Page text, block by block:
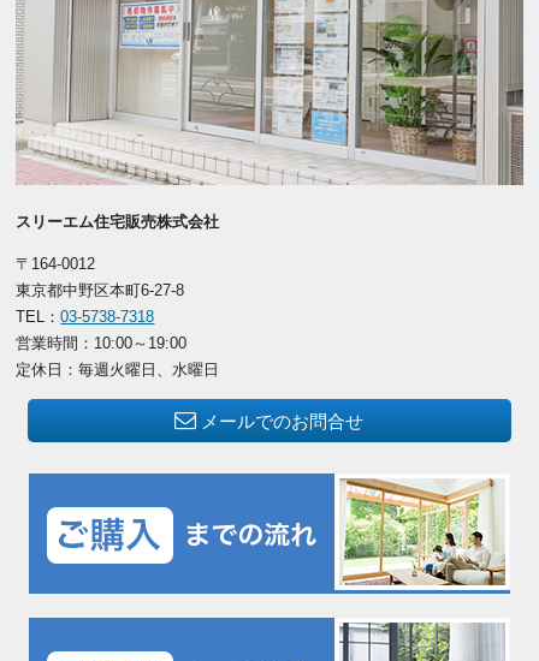
スリーエム住宅販売株式会社
〒164-0012
東京都中野区本町6-27-8
TEL：03-5738-7318
営業時間：10:00～19:00
定休日：毎週火曜日、水曜日
メールでのお問合せ